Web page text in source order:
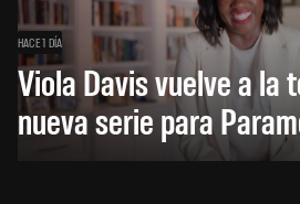
HACE 1 DÍA
Viola Davis vuelve a la
nueva serie para